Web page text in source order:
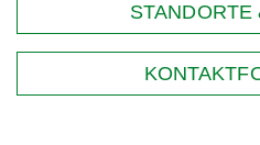
STANDORTE